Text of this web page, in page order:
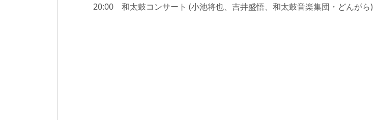
20:00 和太鼓コンサート (小池将也、吉井盛悟、和太鼓音楽集団・どんがら)